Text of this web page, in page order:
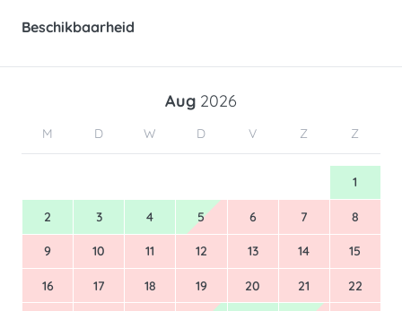
Beschikbaarheid
Aug2026
M D W D V Z Z
1
2 3 4 5 6 7 8
9 10 11 12 13 14 15
16 17 18 19 20 21 22